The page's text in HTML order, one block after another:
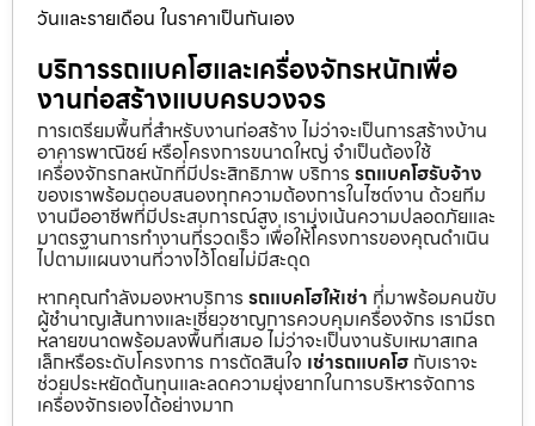
วันและรายเดือน ในราคาเป็นกันเอง
บริการรถแบคโฮและเครื่องจักรหนักเพื่อ
งานก่อสร้างแบบครบวงจร
การเตรียมพื้นที่สำหรับงานก่อสร้าง ไม่ว่าจะเป็นการสร้างบ้าน
อาคารพาณิชย์ หรือโครงการขนาดใหญ่ จำเป็นต้องใช้
เครื่องจักรกลหนักที่มีประสิทธิภาพ บริการ รถแบคโฮรับจ้าง
ของเราพร้อมตอบสนองทุกความต้องการในไซต์งาน ด้วยทีม
งานมืออาชีพที่มีประสบการณ์สูง เรามุ่งเน้นความปลอดภัยและ
มาตรฐานการทำงานที่รวดเร็ว เพื่อให้โครงการของคุณดำเนิน
ไปตามแผนงานที่วางไว้โดยไม่มีสะดุด
หากคุณกำลังมองหาบริการ รถแบคโฮให้เช่า ที่มาพร้อมคนขับ
ผู้ชำนาญเส้นทางและเชี่ยวชาญการควบคุมเครื่องจักร เรามีรถ
หลายขนาดพร้อมลงพื้นที่เสมอ ไม่ว่าจะเป็นงานรับเหมาสเกล
เล็กหรือระดับโครงการ การตัดสินใจ เช่ารถแบคโฮ กับเราจะ
ช่วยประหยัดต้นทุนและลดความยุ่งยากในการบริหารจัดการ
เครื่องจักรเองได้อย่างมาก